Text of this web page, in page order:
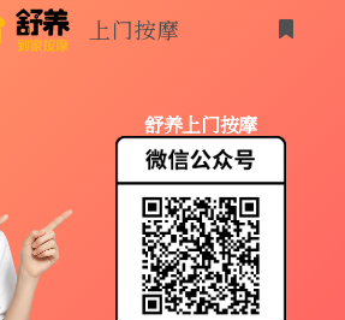
上门按摩
舒养上门按摩